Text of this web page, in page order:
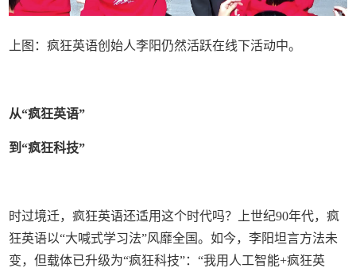
上图：疯狂英语创始人李阳仍然活跃在线下活动中。
从“疯狂英语”
到“疯狂科技”
时过境迁，疯狂英语还适用这个时代吗？上世纪90年代，疯
狂英语以“大喊式学习法”风靡全国。如今，李阳坦言方法未
变，但载体已升级为“疯狂科技”：“我用人工智能+疯狂英